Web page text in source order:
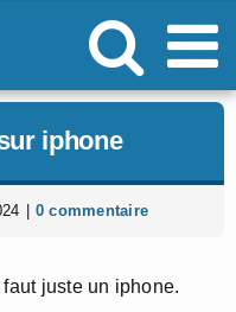
iphone
0 commentaire
juste un iphone.